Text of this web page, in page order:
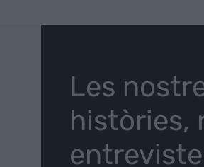
Les
històries,